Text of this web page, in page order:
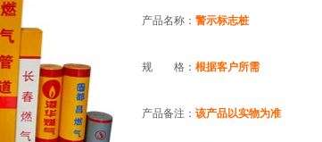
产品名称： 警示标志桩
规 格： 根据客户所需
产品备注： 该产品以实物为准